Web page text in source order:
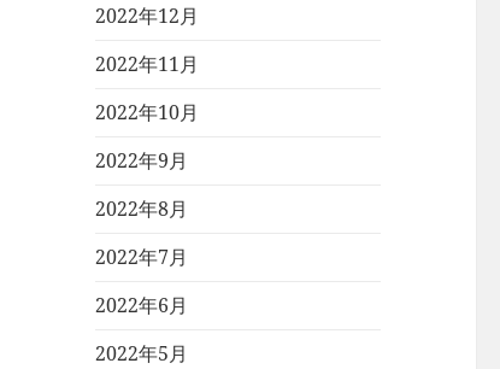
2022年12月
2022年11月
2022年10月
2022年9月
2022年8月
2022年7月
2022年6月
2022年5月